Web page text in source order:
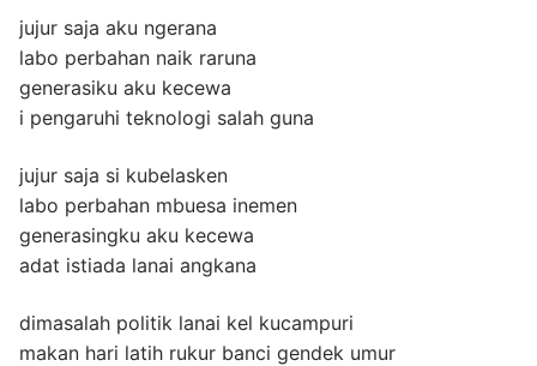
jujur saja aku ngerana
labo perbahan naik raruna
generasiku aku kecewa
i pengaruhi teknologi salah guna
jujur saja si kubelasken
labo perbahan mbuesa inemen
generasingku aku kecewa
adat istiada lanai angkana
dimasalah politik lanai kel kucampuri
makan hari latih rukur banci gendek umur